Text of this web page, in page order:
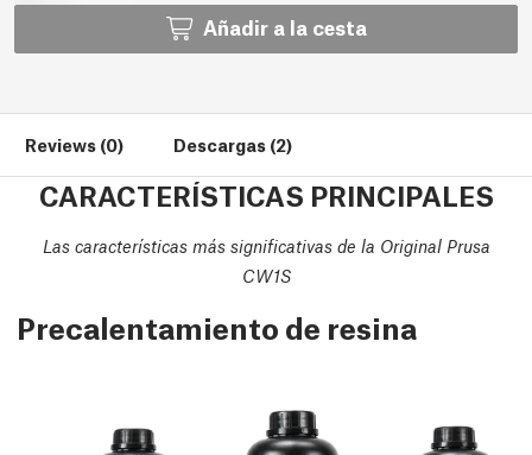
Añadir a la cesta
Reviews (0) Descargas (2)
CARACTERÍSTICAS PRINCIPALES
Las características más significativas de la Original Prusa
CW1S
Precalentamiento de resina